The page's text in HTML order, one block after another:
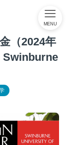
MENU
（2024年
Swinburne